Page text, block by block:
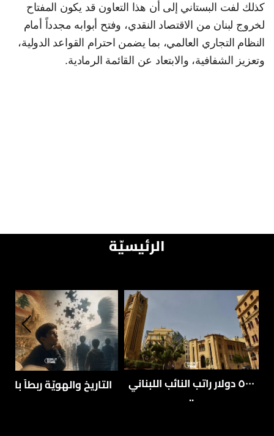
كذلك لفت البستاني إلى أن هذا التعاون قد يكون المفتاح
لخروج لبنان من الاقتصاد النقدي، وفتح أبوابه مجدداً أمام
النظام التجاري العالمي، بما يضمن احترام القواعد الدولية،
وتعزيز الشفافية، والابتعاد عن القائمة الرمادية.
الرئيسيّة
٥٠٠٠ دولار راتب النائب اللبناني
..
التاريخ والهويّة ربطاً